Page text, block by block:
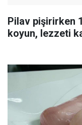
Pilav pişirirken
koyun, lezzeti